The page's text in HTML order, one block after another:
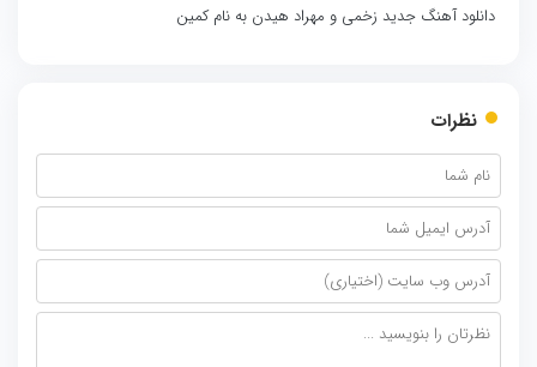
دانلود آهنگ جدید زخمی و مهراد هیدن به نام کمین
نظرات